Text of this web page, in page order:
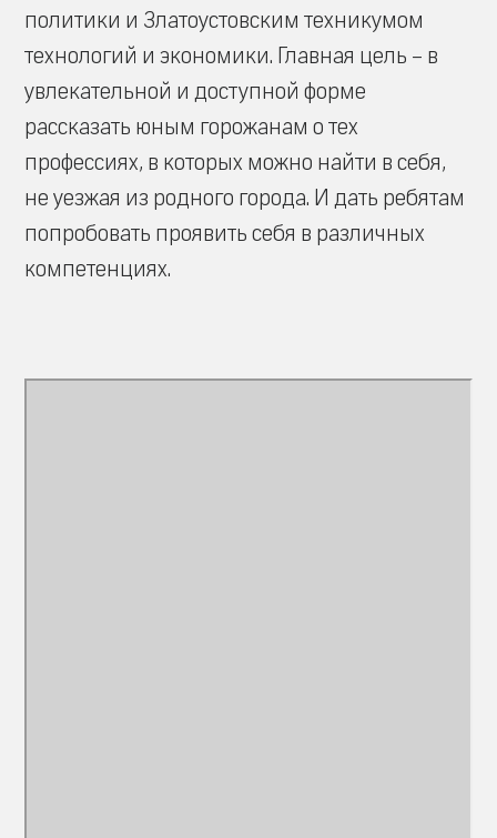
политики и Златоустовским техникумом
технологий и экономики. Главная цель – в
увлекательной и доступной форме
рассказать юным горожанам о тех
профессиях, в которых можно найти в себя,
не уезжая из родного города. И дать ребятам
попробовать проявить себя в различных
компетенциях.